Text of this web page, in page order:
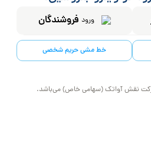
ورود فروشندگان
خط مشی حریم شخصی
نقش آواتک (سهامی خاص) می‌باشد.